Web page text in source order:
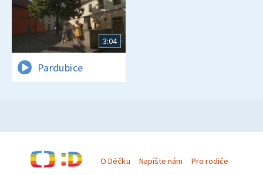
3:04
Pardubice
O Déčku Napište nám Pro rodiče